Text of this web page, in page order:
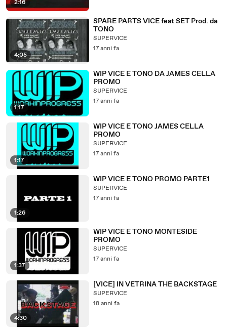
2:16
4:05
SPARE PARTS VICE feat SET Prod. da
TONO
SUPERVICE
17 anni fa
1:17
WIP VICE E TONO DA JAMES CELLA
PROMO
SUPERVICE
17 anni fa
1:17
WIP VICE E TONO JAMES CELLA
PROMO
SUPERVICE
17 anni fa
1:26
WIP VICE E TONO PROMO PARTE1
SUPERVICE
17 anni fa
1:37
WIP VICE E TONO MONTESIDE
PROMO
SUPERVICE
17 anni fa
4:30
[VICE] IN VETRINA THE BACKSTAGE
SUPERVICE
18 anni fa